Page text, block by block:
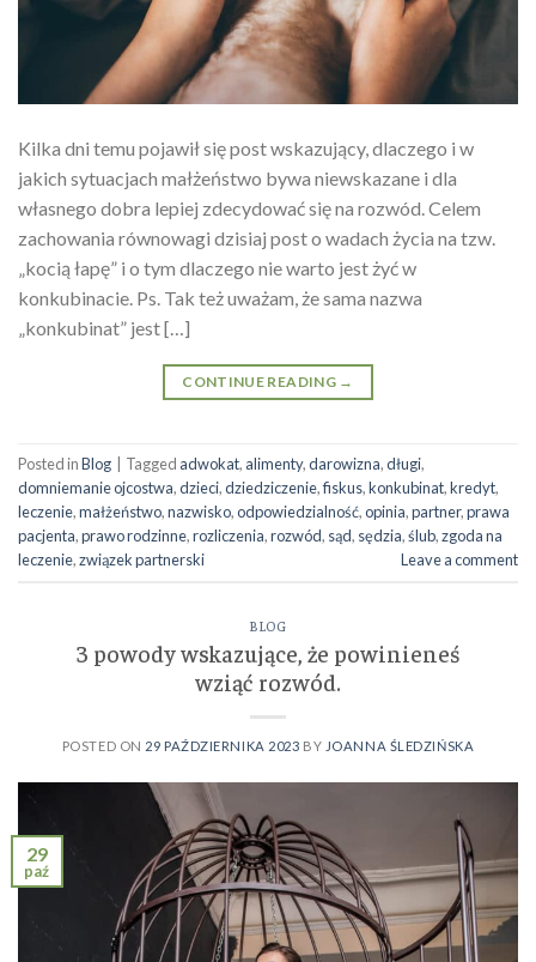
Kilka dni temu pojawił się post wskazujący, dlaczego i w
jakich sytuacjach małżeństwo bywa niewskazane i dla
własnego dobra lepiej zdecydować się na rozwód. Celem
zachowania równowagi dzisiaj post o wadach życia na tzw.
„kocią łapę” i o tym dlaczego nie warto jest żyć w
konkubinacie. Ps. Tak też uważam, że sama nazwa
„konkubinat” jest […]
CONTINUE READING →
Posted inBlog Tagged adwokat, alimenty,darowizna,długi,
domniemanie ojcostwa,dzieci,dziedziczenie,fiskus,konkubinat,kredyt,
leczenie,małżeństwo,nazwisko,odpowiedzialność,opinia,partner,prawa
pacjenta,prawo rodzinne,rozliczenia,rozwód, sąd, sędzia,ślub,zgoda na
leczenie,związek partnerski Leave a comment
BLOG
3 powody wskazujące, że powinieneś
wziąć rozwód.
POSTED ON 29 PAŹDZIERNIKA 2023 BY JOANNA ŚLEDZIŃSKA
29
paź